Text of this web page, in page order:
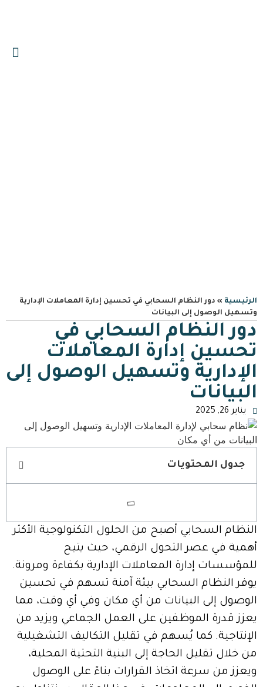
الرئيسية » دور النظام السحابي في تحسين إدارة المعاملات الإدارية
وتسهيل الوصول إلى البيانات
دور النظام السحابي في
تحسين إدارة المعاملات
الإدارية وتسهيل الوصول إلى
البيانات
يناير 26, 2025
جدول المحتويات
النظام السحابي أصبح من الحلول التكنولوجية الأكثر
أهمية في عصر التحول الرقمي، حيث يتيح
للمؤسسات إدارة المعاملات الإدارية بكفاءة ومرونة.
يوفر النظام السحابي بيئة آمنة تسهم في تحسين
الوصول إلى البيانات من أي مكان وفي أي وقت، مما
يعزز قدرة الموظفين على العمل الجماعي ويزيد من
الإنتاجية. كما يُسهم في تقليل التكاليف التشغيلية
من خلال تقليل الحاجة إلى البنية التحتية المحلية،
ويعزز من سرعة اتخاذ القرارات بناءً على الوصول